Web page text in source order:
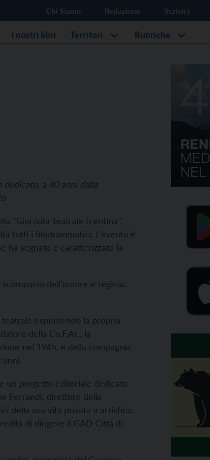
Chi Siamo Redazione Scrivici
I nostri libri Territori Rubriche
dedicato, a 40 anni dalla
“Giornata Teatrale Trentina”,
tutti i filodrammatici. L'evento è
ha segnato e caratterizzato la
dell'autore e regista,
esprimendo la propria
della Co.F.As., la
nel 1945, e della compagnia
un progetto editoriale dedicato
Ferrandi, direttore della
della sua vita privata a artistica:
di dirigere il GAD Città di